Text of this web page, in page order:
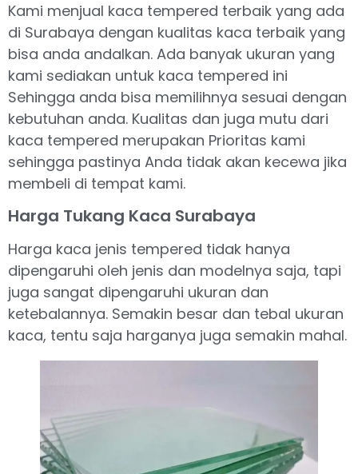
Kami menjual kaca tempered terbaik yang ada
di Surabaya dengan kualitas kaca terbaik yang
bisa anda andalkan. Ada banyak ukuran yang
kami sediakan untuk kaca tempered ini
Sehingga anda bisa memilihnya sesuai dengan
kebutuhan anda. Kualitas dan juga mutu dari
kaca tempered merupakan Prioritas kami
sehingga pastinya Anda tidak akan kecewa jika
membeli di tempat kami.
Harga Tukang Kaca Surabaya
Harga kaca jenis tempered tidak hanya
dipengaruhi oleh jenis dan modelnya saja, tapi
juga sangat dipengaruhi ukuran dan
ketebalannya. Semakin besar dan tebal ukuran
kaca, tentu saja harganya juga semakin mahal.